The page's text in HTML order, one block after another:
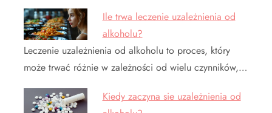
Ile trwa leczenie uzależnienia od
alkoholu?
Leczenie uzależnienia od alkoholu to proces, który
może trwać różnie w zależności od wielu czynników,…
Kiedy zaczyna sie uzależnienia od